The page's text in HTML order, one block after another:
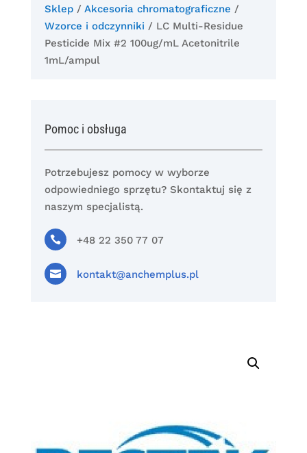
Sklep/ Akcesoria chromatograficzne /
Wzorce i odczynniki / LC Multi-Residue
Pesticide Mix #2 100ug/mL Acetonitrile
1mL/ampul
Pomoc i obsługa
Potrzebujesz pomocy w wyborze
odpowiedniego sprzętu? Skontaktuj się z
naszym specjalistą.
 +48 22 350 77 07
 kontakt@anchemplus.pl